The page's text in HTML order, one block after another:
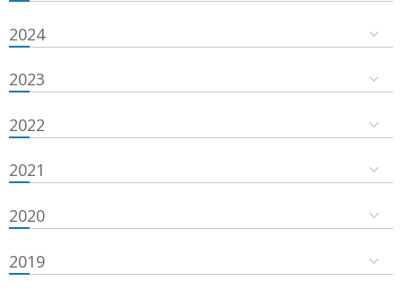
2024
2023
2022
2021
2020
2019